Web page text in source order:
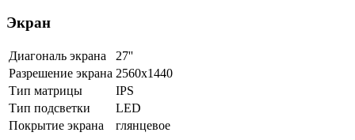
Экран
Диагональ экрана
27''
Разрешение экрана 2560x1440
Тип матрицы
IPS
Тип подсветки
LED
Покрытие экрана
глянцевое